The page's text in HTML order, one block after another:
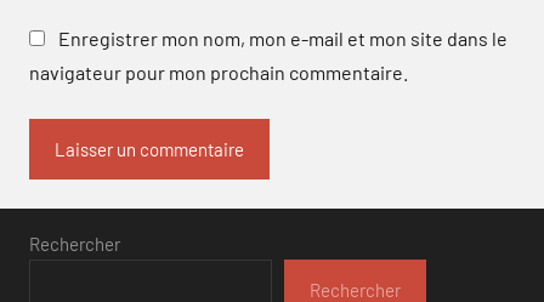
Enregistrer mon nom, mon e-mail et mon site dans le
navigateur pour mon prochain commentaire.
Rechercher
Rechercher